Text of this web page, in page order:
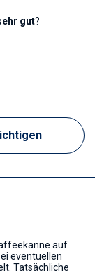
gut?
auf
eventuellen
Tatsächliche